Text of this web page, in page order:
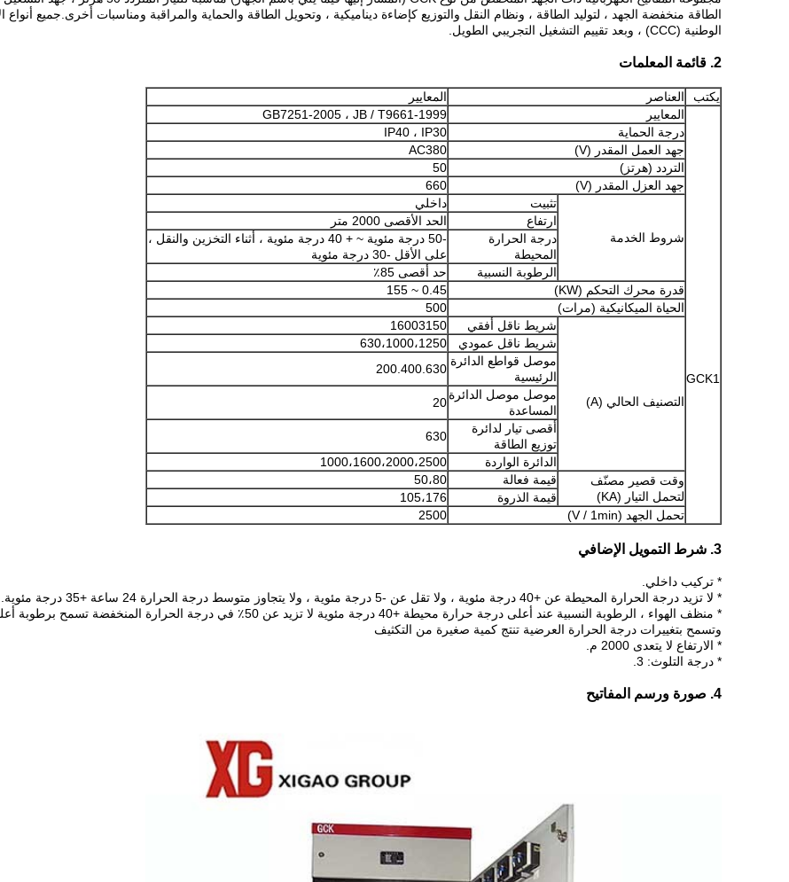
الوطنية (CCC) ، وبعد تقييم التشغيل التجريبي الطويل.
2. قائمة المعلمات
يكتب العناصر المعايير
GCK1
المعايير
GB7251-2005 ، JB / T9661-1999
درجة الحماية
IP40 ، IP30
جهد العمل المقدر (V)
AC380
التردد (هرتز)
50
جهد العزل المقدر (V)
660
شروط الخدمة
تثبيت
داخلي
ارتفاع
الحد الأقصى 2000 متر
درجة الحرارة
المحيطة
-50 درجة مئوية ~ + 40 درجة مئوية ، أثناء التخزين والنقل ،
على الأقل -30 درجة مئوية
الرطوبة النسبية
حد أقصى 85٪
قدرة محرك التحكم (KW)
0.45 ~ 155
الحياة الميكانيكية (مرات)
500
التصنيف الحالي (A)
شريط ناقل أفقي
16003150
شريط ناقل عمودي
630،1000،1250
موصل قواطع الدائرة
الرئيسية
200.400.630
موصل موصل الدائرة
المساعدة
20
أقصى تيار لدائرة
توزيع الطاقة
630
الدائرة الواردة
1000،1600،2000،2500
وقت قصير مصنّف
لتحمل التيار (KA)
قيمة فعالة
50،80
قيمة الذروة
105،176
تحمل الجهد (V / 1min)
2500
3. شرط التمويل الإضافي
* تركيب داخلي.
* لا تزيد درجة الحرارة المحيطة عن +40 درجة مئوية ، ولا تقل عن -5 درجة مئوية ، ولا يتجاوز متوسط ​​درجة الحرارة 24 ساعة +35 درجة مئوية.
وتسمح بتغييرات درجة الحرارة العرضية تنتج كمية صغيرة من التكثيف
* الارتفاع لا يتعدى 2000 م.
* درجة التلوث: 3.
4. صورة ورسم المفاتيح